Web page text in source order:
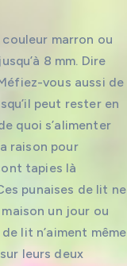
couleur marron ou
8 mm. Dire
vous aussi de
peut rester en
quoi s’alimenter
raison pour
tapies là
punaises de lit ne
un jour ou
lit n’aiment même
leurs deux